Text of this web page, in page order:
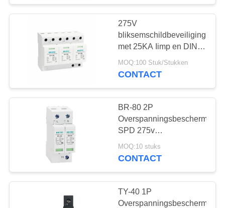
SHOW
PRIVACYBELEID
275V
bliksemschildbeveiliging
met 25KA Iimp en DIN
Rail Mount voor 3-fase
energiebescherming
MOQ:100 Stuk/Stukken
CONTACT
BR-80 2P
SPD 275v
overspanningsbeschermer
MOQ:10 stuks
CONTACT
TY-40 1P